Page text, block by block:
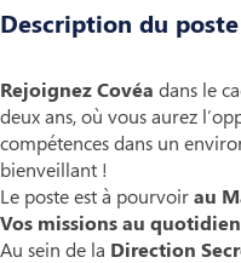
Description du poste
Rejoignez Covéa dans le
deux ans, où vous aurez
compétences dans un
bienveillant !
Le poste est à pourvoirau
Vos missions au
Au sein de la Direction